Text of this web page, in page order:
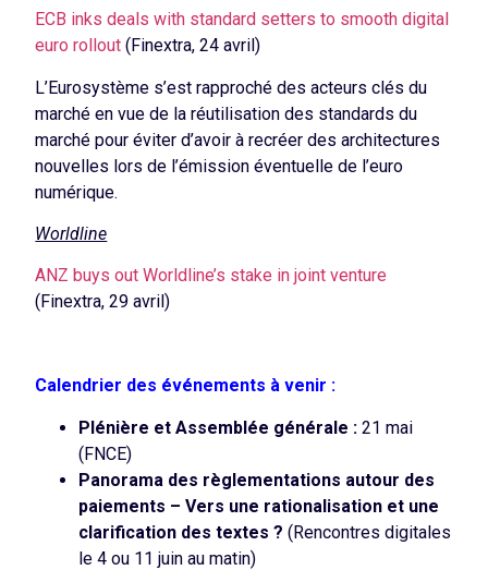
ECB inks deals with standard setters to smooth digital
euro rollout (Finextra, 24 avril)
L’Eurosystème s’est rapproché des acteurs clés du
marché en vue de la réutilisation des standards du
marché pour éviter d’avoir à recréer des architectures
nouvelles lors de l’émission éventuelle de l’euro
numérique.
Worldline
ANZ buys out Worldline’s stake in joint venture
(Finextra, 29 avril)
Calendrier des événements à venir :
Plénière et Assemblée générale :21 mai
(FNCE)
Panorama des règlementations autour des
paiements – Vers une rationalisation et une
clarification des textes ?(Rencontres digitales
le 4 ou 11 juin au matin)